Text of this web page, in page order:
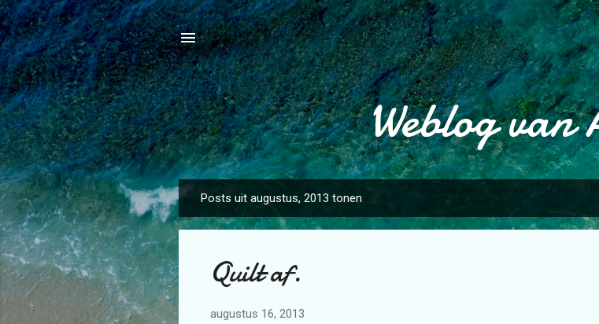
Doorgaan naar
Weblog van
P
o
Posts uit augustus, 2013 tonen
Quilt af.
augustus 16, 2013